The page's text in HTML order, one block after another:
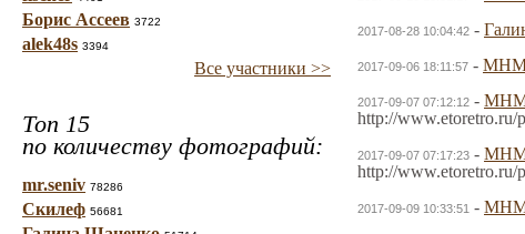
Борис Ассеев 3722
alek48s 3394
Все участники >>
Топ 15
по количеству фотографий:
mr.seniv 78286
Скилеф 56681
2017-08-28 10:04:42 -
2017-09-06 18:11:57 -
2017-09-07 07:12:12 -
http://www.etoretro.ru/
2017-09-07 07:17:23 -
http://www.etoretro.ru/
2017-09-09 10:33:51 -